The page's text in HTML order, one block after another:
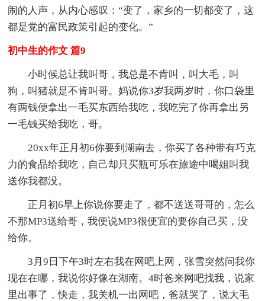
闹的人声，从内心感叹：“变了，家乡的一切都变了，这
都是党的富民政策引起的变化。”
初中生的作文 篇9
小时候总让我叫哥，我总是不肯叫，叫大毛，叫
狗，叫猪就是不肯叫哥。妈说你3岁我两岁时，你口袋里
有两钱便拿出一毛买东西给我吃，我吃完了你再拿出另
一毛钱买给我吃，哥。
20xx年正月初6你要到湖南去，你买了各种带有巧克
力的食品给我吃，自己却只买瓶可乐在旅途中喝姐叫我
送你我都没。
正月初6早上你说你要走了，都不送送哥哥的，怎么
不那MP3送给哥，我便说MP3很便宜的要你自己买，没
给你。
3月9日下午3时左右我在网吧上网，张雪突然问我你
现在在哪，我说你好像在湖南。4时爸来网吧找我，说家
里出事了，快走，我关机一出网吧，爸就哭了，说大毛